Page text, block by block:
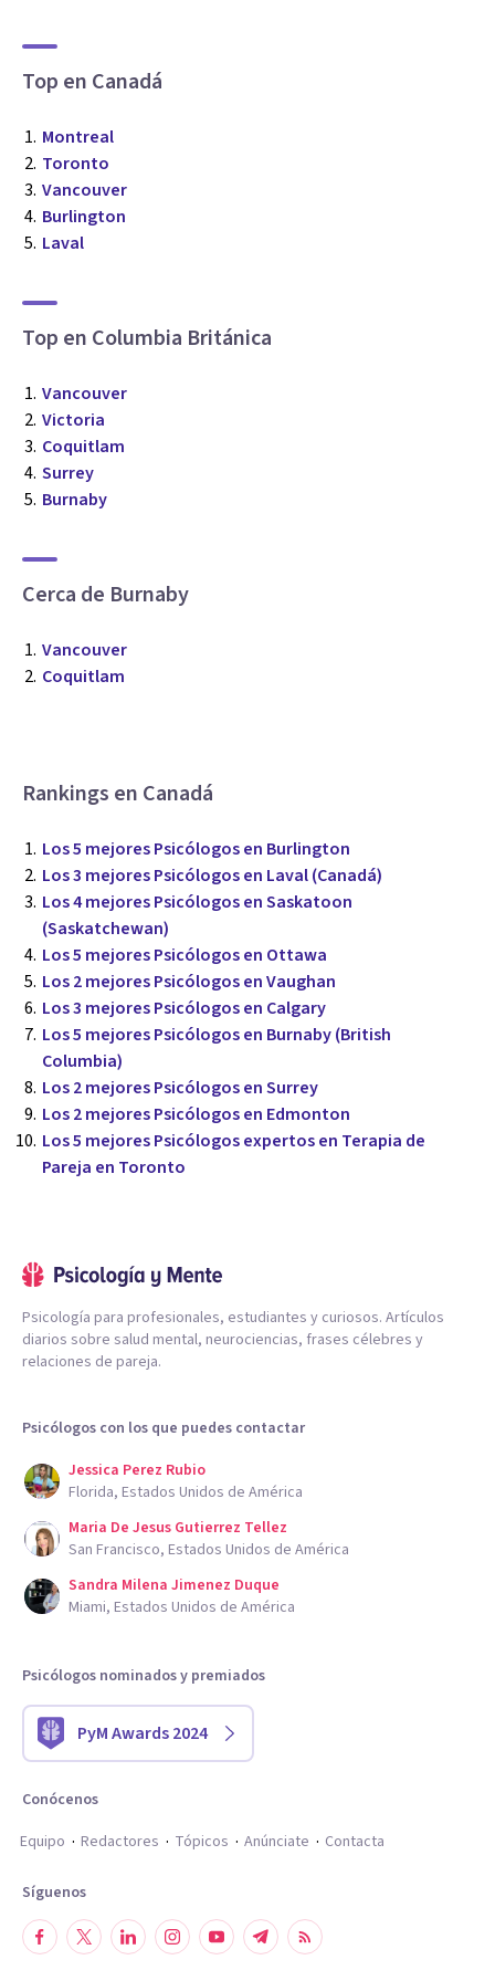
Top en Canadá
Montreal
Toronto
Vancouver
Burlington
Laval
Top en Columbia Británica
Vancouver
Victoria
Coquitlam
Surrey
Burnaby
Cerca de Burnaby
Vancouver
Coquitlam
Rankings en Canadá
Los 5 mejores Psicólogos en Burlington
Los 3 mejores Psicólogos en Laval (Canadá)
Los 4 mejores Psicólogos en Saskatoon
(Saskatchewan)
Los 5 mejores Psicólogos en Ottawa
Los 2 mejores Psicólogos en Vaughan
Los 3 mejores Psicólogos en Calgary
Los 5 mejores Psicólogos en Burnaby (British
Columbia)
Los 2 mejores Psicólogos en Surrey
Los 2 mejores Psicólogos en Edmonton
Los 5 mejores Psicólogos expertos en Terapia de
Pareja en Toronto
Psicología para profesionales, estudiantes y curiosos. Artículos
diarios sobre salud mental, neurociencias, frases célebres y
relaciones de pareja.
Psicólogos con los que puedes contactar
Jessica Perez Rubio
Florida, Estados Unidos de América
Maria De Jesus Gutierrez Tellez
San Francisco, Estados Unidos de América
Sandra Milena Jimenez Duque
Miami, Estados Unidos de América
Psicólogos nominados y premiados
PyM Awards 2024
Conócenos
Equipo
Redactores Tópicos Anúnciate Contacta
Síguenos